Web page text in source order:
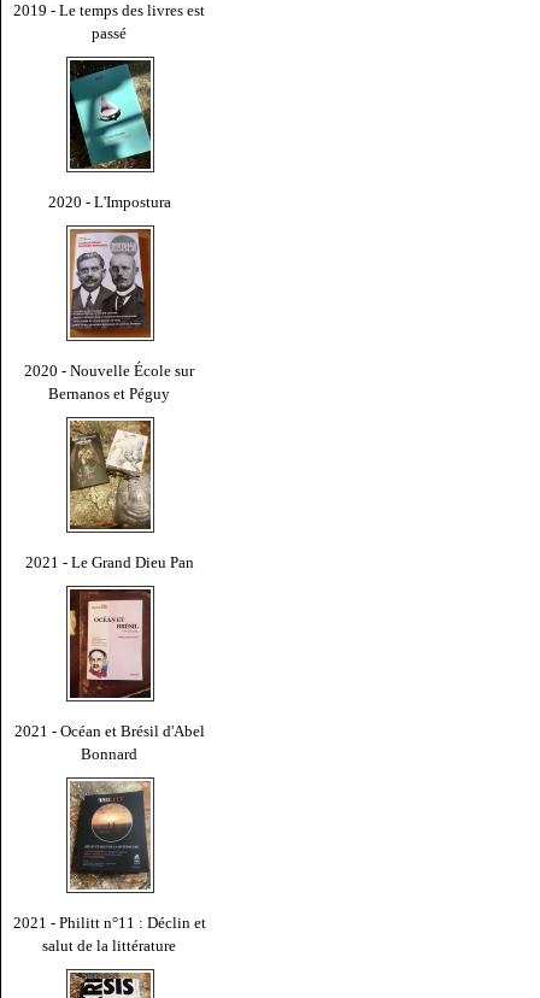
2019 - Le temps des livres est
passé
2020 - L'Impostura
2020 - Nouvelle École sur
Bernanos et Péguy
2021 - Le Grand Dieu Pan
2021 - Océan et Brésil d'Abel
Bonnard
2021 - Philitt n°11 : Déclin et
salut de la littérature